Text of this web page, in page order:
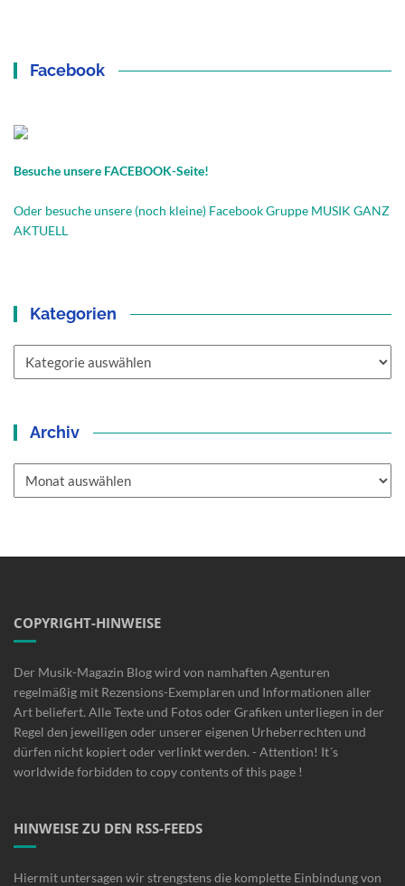
Facebook
Besuche unsere FACEBOOK-Seite!
Oder besuche unsere (noch kleine) Facebook Gruppe MUSIK GANZ
AKTUELL
Kategorien
Archiv
COPYRIGHT-HINWEISE
Der Musik-Magazin Blog wird von namhaften Agenturen
regelmäßig mit Rezensions-Exemplaren und Informationen aller
Art beliefert. Alle Texte und Fotos oder Grafiken unterliegen in der
Regel den jeweiligen oder unserer eigenen Urheberrechten und
dürfen nicht kopiert oder verlinkt werden. - Attention! It´s
worldwide forbidden to copy contents of this page !
HINWEISE ZU DEN RSS-FEEDS
Hiermit untersagen wir strengstens die komplette Einbindung von